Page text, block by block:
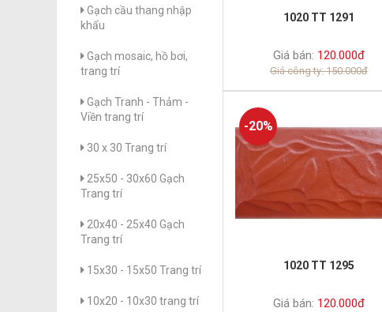
Gạch cầu thang nhập
khẩu
Gạch mosaic, hồ bơi,
trang trí
Gạch Tranh - Thảm -
Viền trang trí
30 x 30 Trang trí
25x50 - 30x60 Gạch
Trang trí
20x40 - 25x40 Gạch
Trang trí
15x30 - 15x50 Trang trí
10x20 - 10x30 trang trí
1020 TT 1291
Giá bán: 120.000đ
Giá công ty: 150.000đ
-20%
1020 TT 1295
Giá bán: 120.000đ